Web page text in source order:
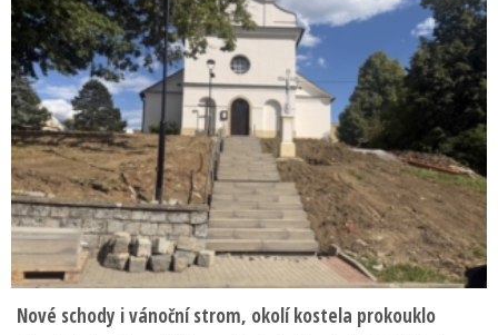
Nové schody i vánoční strom, okolí kostela prokouklo